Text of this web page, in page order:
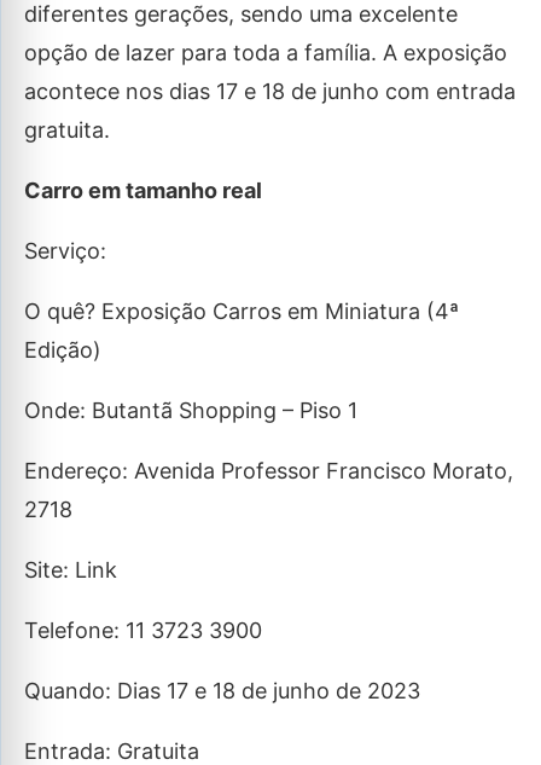
diferentes gerações, sendo uma excelente
opção de lazer para toda a família. A exposição
acontece nos dias 17 e 18 de junho com entrada
gratuita.
Carro em tamanho real
Serviço:
O quê? Exposição Carros em Miniatura (4ª
Edição)
Onde: Butantã Shopping – Piso 1
Endereço: Avenida Professor Francisco Morato,
2718
Site: Link
Telefone: 11 3723 3900
Quando: Dias 17 e 18 de junho de 2023
Entrada: Gratuita